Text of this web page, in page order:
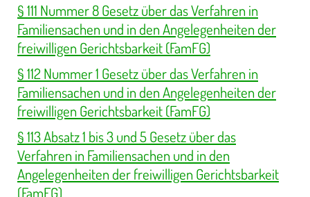
§ 111 Nummer 8 Gesetz über das Verfahren in
Familiensachen und in den Angelegenheiten der
freiwilligen Gerichtsbarkeit (FamFG)
§ 112 Nummer 1 Gesetz über das Verfahren in
Familiensachen und in den Angelegenheiten der
freiwilligen Gerichtsbarkeit (FamFG)
§ 113 Absatz 1 bis 3 und 5 Gesetz über das
Verfahren in Familiensachen und in den
Angelegenheiten der freiwilligen Gerichtsbarkeit
(FamFG)